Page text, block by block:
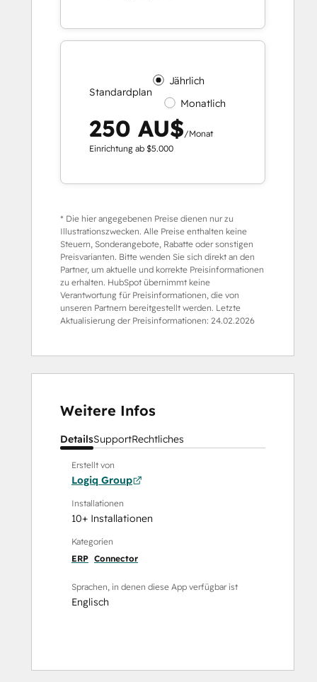
Standardplan
Jährlich
Monatlich
250 AU$/Monat
Einrichtung ab $5.000
* Die hier angegebenen Preise dienen nur zu
Illustrationszwecken. Alle Preise enthalten keine
Steuern, Sonderangebote, Rabatte oder sonstigen
Preisvarianten. Bitte wenden Sie sich direkt an den
Partner, um aktuelle und korrekte Preisinformationen
zu erhalten. HubSpot übernimmt keine
Verantwortung für Preisinformationen, die von
unseren Partnern bereitgestellt werden. Letzte
Aktualisierung der Preisinformationen: 24.02.2026
Weitere Infos
DetailsSupportRechtliches
Erstellt von
Logiq Group
Installationen
10+ Installationen
Kategorien
ERP Connector
Sprachen, in denen diese App verfügbar ist
Englisch